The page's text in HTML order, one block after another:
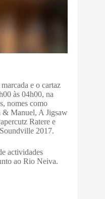
e o cartaz
às 04h00, na
nomes como
& Manuel, A Jigsaw
Ratere e
2017.
actividades
ao Rio Neiva.